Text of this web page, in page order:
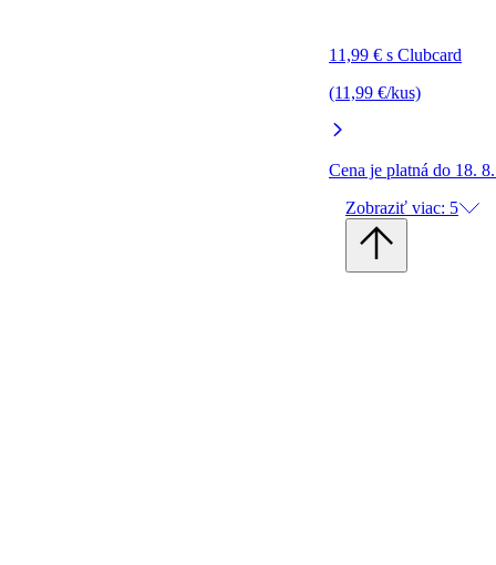
11,99 € s Clubcard
(11,99 €/kus)
Cena je platná do 18.
Zobraziť viac: 5